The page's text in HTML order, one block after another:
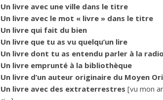
Un livre avec une ville dans le titre
Un livre avec le mot « livre » dans le titre
Un livre qui fait du bien
Un livre que tu as vu quelqu’un lire
Un livre dont tu as entendu parler à la radio
Un livre emprunté à la bibliothèque
Un livre d’un auteur originaire du Moyen
Un livre avec des extraterrestres [vu mon